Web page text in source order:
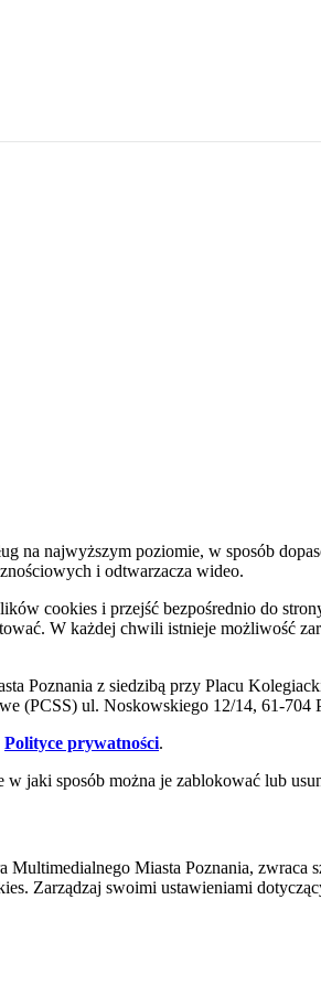
na najwyższym poziomie, w sposób
i odtwarzacza wideo.
cookies i przejść bezpośrednio do
W każdej chwili istnieje możliwość
Poznania z siedzibą przy Placu
(PCSS) ul. Noskowskiego 12/14, 61-704
Polityce prywatności.
jaki sposób można je zablokować lub
Miasta Poznania,
Zarządzaj swoimi ustawieniami